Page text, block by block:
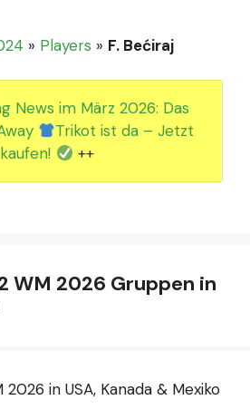
» Players » F. Bećiraj
News im März 2026: Das
Trikot ist da – Jetzt
kaufen!
++
WM 2026 Gruppen in